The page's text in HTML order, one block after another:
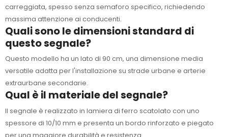
carreggiata, spesso senza semaforo specifico, richiedendo
massima attenzione ai conducenti.
Quali sono le dimensioni standard di
questo segnale?
Questo modello ha un lato di 90 cm, una dimensione media
versatile adatta per l'installazione su strade urbane e arterie
extraurbane secondarie.
Qual è il materiale del segnale?
Il segnale è realizzato in lamiera di ferro scatolato con uno
spessore di 10/10 mm e presenta un bordo rinforzato e piegato